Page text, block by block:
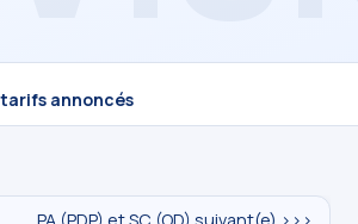
annoncés